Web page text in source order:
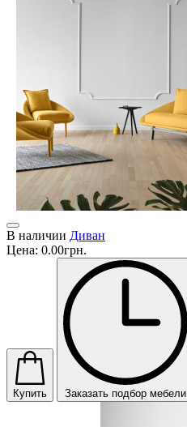
В наличии Диван
Цена: 0.00грн.
Купить Заказать подбор мебели